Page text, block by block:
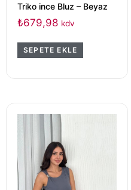
Triko ince Bluz – Beyaz
₺679,98 kdv
SEPETE EKLE